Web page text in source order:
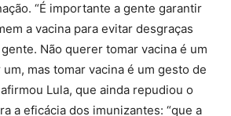
“É importante a gente garantir
a vacina para evitar desgraças
Não querer tomar vacina é um
mas tomar vacina é um gesto de
Lula, que ainda repudiou o
a eficácia dos imunizantes: “que a